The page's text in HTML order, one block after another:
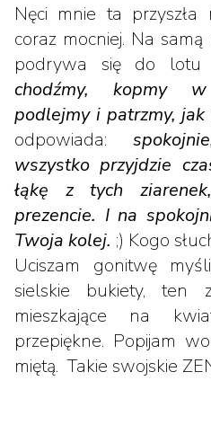
Nęci mnie ta przyszła
coraz mocniej. Na
podrywa się do
chodźmy, kopmy
podlejmy i patrzmy, jak
odpowiada:
wszystko przyjdzie
łąkę z tych
prezencie. I na
Twoja kolej. ;) Kogo
Uciszam gonitwę
sielskie bukiety, ten
mieszkające na
przepiękne. Popijam
miętą. Takie swojskie